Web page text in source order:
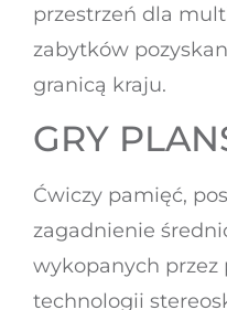
przestrzeń dla
zabytków
granicą kraju.
GRY
Ćwiczy pamięć,
zagadnienie
wykopanych przez
technologii